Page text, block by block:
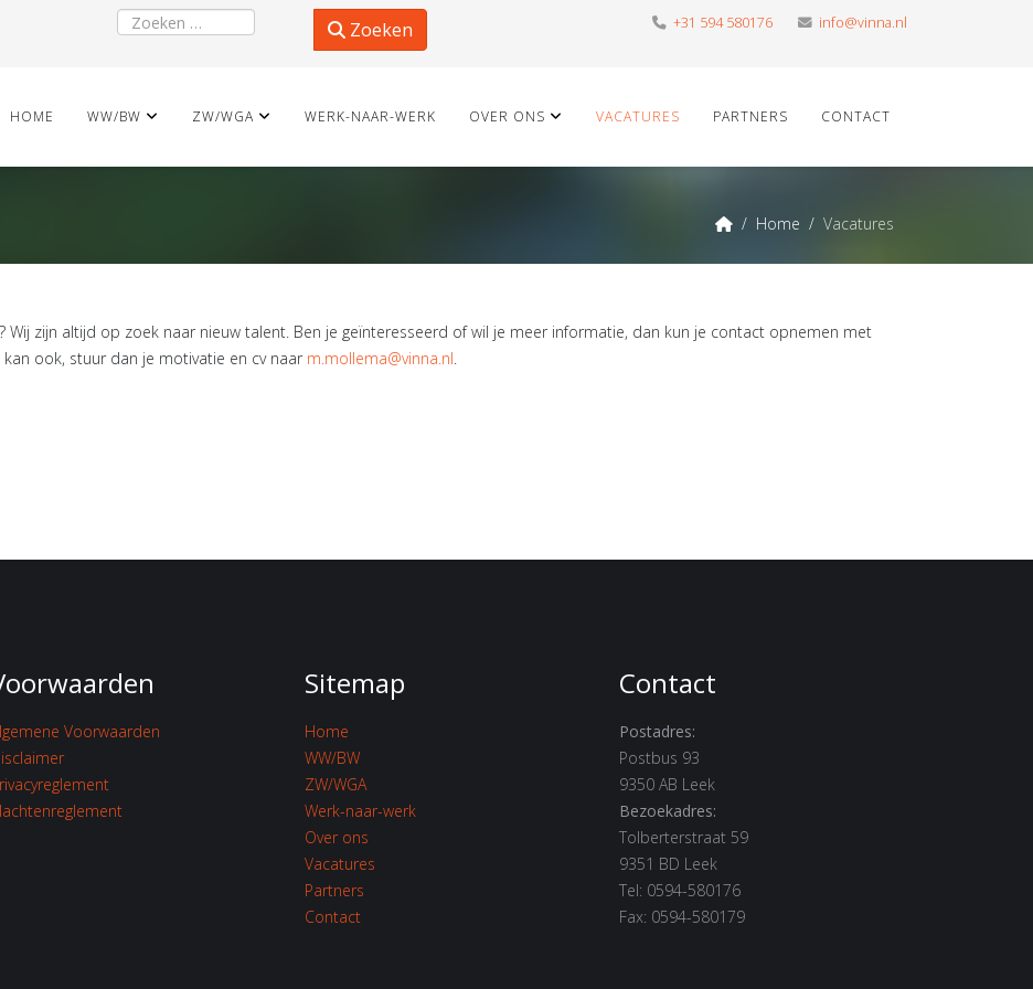
Zoeken Zoeken +31 594 580176 info@vinna.nl
HOME WW/BW ZW/WGA WERK-NAAR-WERK OVER ONS VACATURES PARTNERS CONTACT
Home Vacatures
Wij zijn altijd op zoek naar nieuw talent. Ben je geïnteresseerd of wil je meer informatie, dan kun je contact opnemen met
ook, stuur dan je motivatie en cv naar m.mollema@vinna.nl.
Voorwaarden
Sitemap
Home
WW/BW
ZW/WGA
Werk-naar-werk
Over ons
Vacatures
Partners
Contact
Contact
Postadres:
Postbus 93
9350 AB Leek
Bezoekadres:
Tolberterstraat 59
9351 BD Leek
Tel: 0594-580176
Fax: 0594-580179